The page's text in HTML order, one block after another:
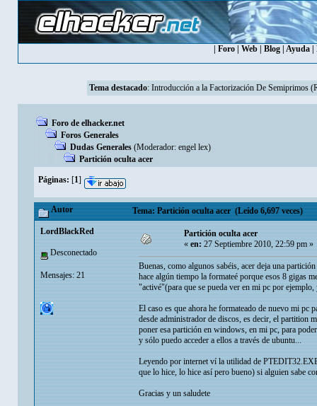
Foro| Web| Blog| Ayuda|
Tema destacado: Introducción a la Factorización De Semiprimos
Foro de elhacker.net
Foros Generales
Dudas Generales (Moderador: engel lex)
Partición oculta acer
Páginas: [1]
Autor Tema: Partición oculta acer (Leído 6,697 veces)
LordBlackRed
Desconectado
Mensajes: 21
Partición oculta acer
«en:27 Septiembre 2010, 22:59 pm »
Buenas, como algunos sabéis, acer deja una
hace algún tiempo la formateé porque esos 8 gigas
"activé"(para que se pueda ver en mi pc por ejemplo,
El caso es que ahora he formateado de nuevo mi
desde administrador de discos, es decir, el partition
poner esa partición en windows, en mi pc, para
y sólo puedo acceder a ellos a través de ubuntu...
Leyendo por internet ví la utilidad de
que lo hice, lo hice así pero bueno) si alguien sabe
Gracias y un saludete